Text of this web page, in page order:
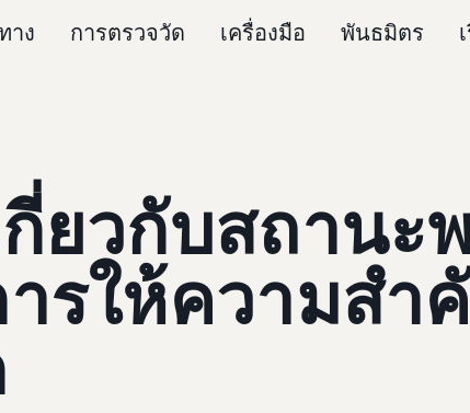
าง การตรวจวัด เครื่องมือ พันธมิตร
ยวกับสถานะ
ารให้ความส